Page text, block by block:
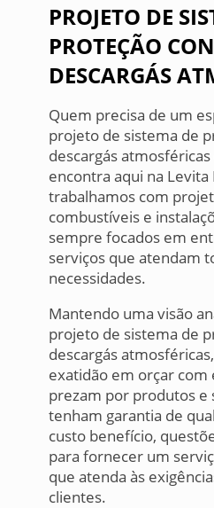
PROJETO DE
PROTEÇÃO
DESCARGÁS
Quem precisa de um
projeto de sistema de
descargás
encontra aqui na Levita
trabalhamos com
combustíveis e
sempre focados em
serviços que atendam
necessidades.
Mantendo uma visão
projeto de sistema de
descargás
exatidão em orçar com
prezam por produtos e
tenham garantia de
custo benefício,
para fornecer um
que atenda às
clientes.